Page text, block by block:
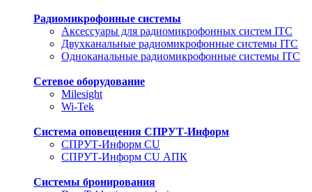
Радиомикрофонные системы
Аксессуары для радиомикрофонных систем ITC
Двухканальные радиомикрофонные системы ITC
Одноканальные радиомикрофонные системы ITC
Сетевое оборудование
Milesight
Wi-Tek
Система оповещения СПРУТ-Информ
СПРУТ-Информ CU
СПРУТ-Информ CU АПК
Системы бронирования